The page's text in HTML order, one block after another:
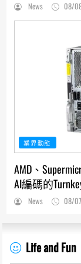
News 08/
業界動態
AMD、
AI編碼的
News 08/
Life and Fun